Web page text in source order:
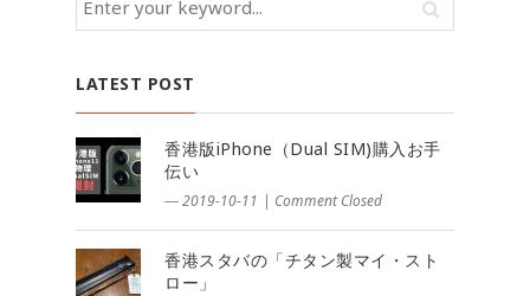
LATEST POST
香港版iPhone（Dual SIM)購入お手
伝い
― 2019-10-11 | Comment Closed
香港スタバの「チタン製マイ・スト
ロー」